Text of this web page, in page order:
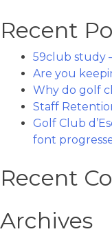
Recent
59club study
Are you
Why do golf
Staff
Golf Club
font
Recent
Archives